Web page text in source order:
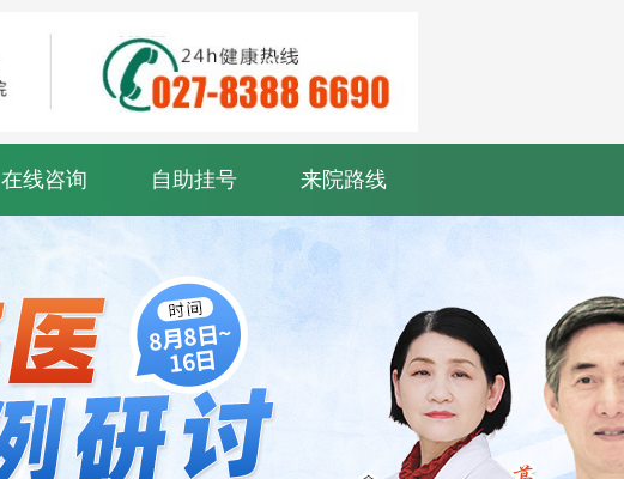
在线咨询 自助挂号 来院路线